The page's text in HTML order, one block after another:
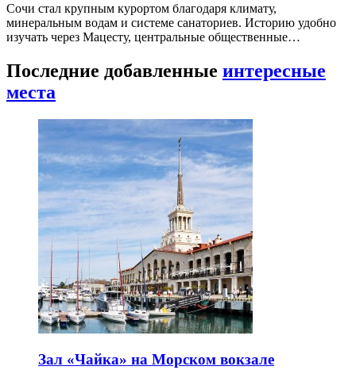
Сочи стал крупным курортом благодаря климату,
минеральным водам и системе санаториев. Историю удобно
изучать через Мацесту, центральные общественные…
Последние добавленные интересные
места
Зал «Чайка» на Морском вокзале